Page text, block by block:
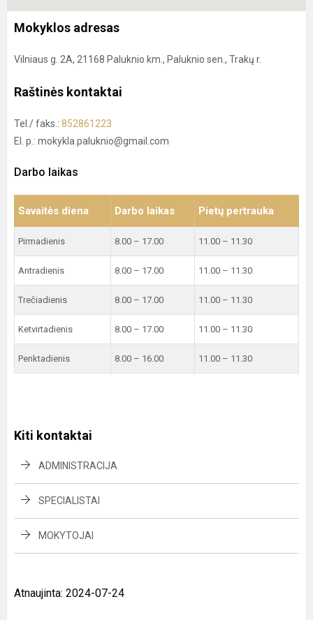
Mokyklos adresas
Vilniaus g. 2A, 21168 Paluknio km., Paluknio sen., Trakų r.
Raštinės kontaktai
Tel./ faks.: 852861223
El. p.: mokykla.paluknio@gmail.com
Darbo laikas
Savaitės diena Darbo laikas Pietų pertrauka
Pirmadienis 8.00 – 17.00 11.00 – 11.30
Antradienis 8.00 – 17.00 11.00 – 11.30
Trečiadienis 8.00 – 17.00 11.00 – 11.30
Ketvirtadienis 8.00 – 17.00 11.00 – 11.30
Penktadienis 8.00 – 16.00 11.00 – 11.30
Kiti kontaktai
ADMINISTRACIJA
SPECIALISTAI
MOKYTOJAI
Atnaujinta: 2024-07-24